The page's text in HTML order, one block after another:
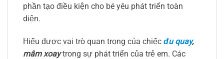
phần tạo điều kiện cho bé yêu phát triển toàn
diện.
Hiểu được vai trò quan trọng của chiếc đu quay,
mâm xoay trong sự phát triển của trẻ em. Các